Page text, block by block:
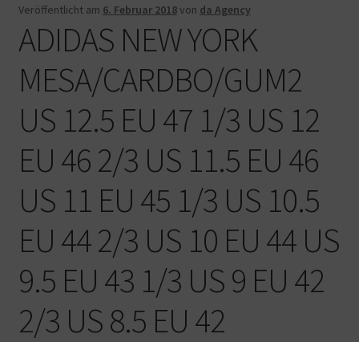
Impressum
Kasse
Mein Konto
Shop
Veröffentlicht am 6. Februar 2018von da Agency
ADIDAS NEW YORK
MESA/CARDBO/GUM2
US 12.5 EU 47 1/3 US 12
EU 46 2/3 US 11.5 EU 46
US 11 EU 45 1/3 US 10.5
EU 44 2/3 US 10 EU 44 US
9.5 EU 43 1/3 US 9 EU 42
2/3 US 8.5 EU 42